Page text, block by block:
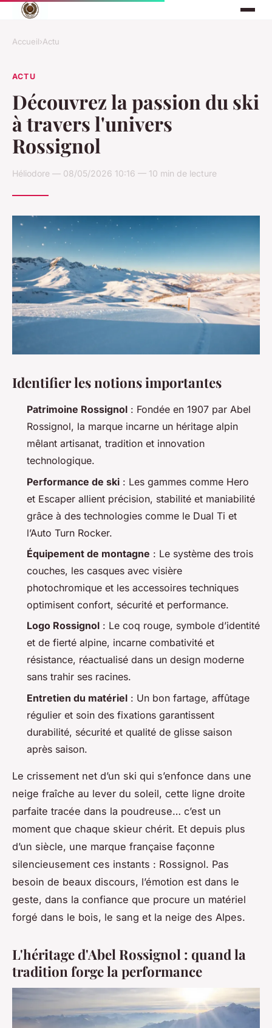
Accueil›Actu
ACTU
Découvrez la passion du ski
à travers l'univers
Rossignol
Héliodore — 08/05/2026 10:16 — 10 min de lecture
Identifier les notions importantes
Patrimoine Rossignol : Fondée en 1907 par Abel
Rossignol, la marque incarne un héritage alpin
mêlant artisanat, tradition et innovation
technologique.
Performance de ski : Les gammes comme Hero
et Escaper allient précision, stabilité et maniabilité
grâce à des technologies comme le Dual Ti et
l’Auto Turn Rocker.
Équipement de montagne : Le système des trois
couches, les casques avec visière
photochromique et les accessoires techniques
optimisent confort, sécurité et performance.
Logo Rossignol : Le coq rouge, symbole d’identité
et de fierté alpine, incarne combativité et
résistance, réactualisé dans un design moderne
sans trahir ses racines.
Entretien du matériel : Un bon fartage, affûtage
régulier et soin des fixations garantissent
durabilité, sécurité et qualité de glisse saison
après saison.
Le crissement net d’un ski qui s’enfonce dans une
neige fraîche au lever du soleil, cette ligne droite
parfaite tracée dans la poudreuse… c’est un
moment que chaque skieur chérit. Et depuis plus
d’un siècle, une marque française façonne
silencieusement ces instants : Rossignol. Pas
besoin de beaux discours, l’émotion est dans le
geste, dans la confiance que procure un matériel
forgé dans le bois, le sang et la neige des Alpes.
L'héritage d'Abel Rossignol : quand la
tradition forge la performance